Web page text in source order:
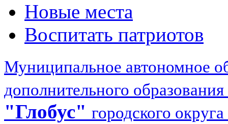
Новые места
Воспитать патриотов
Муниципальное автономное
дополнительного образования
"Глобус" городского